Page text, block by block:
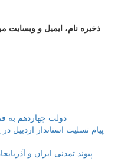
ذخیره نام، ایمیل و وبسایت
دولت چهاردهم به